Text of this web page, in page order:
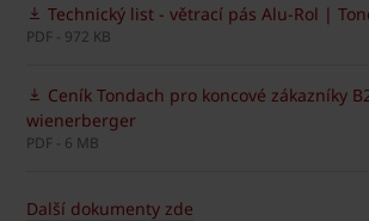
Technický list - větrací pás Alu-Rol |
PDF - 972 KB
Ceník Tondach pro koncové zákazníky
wienerberger
PDF - 6 MB
Další dokumenty zde